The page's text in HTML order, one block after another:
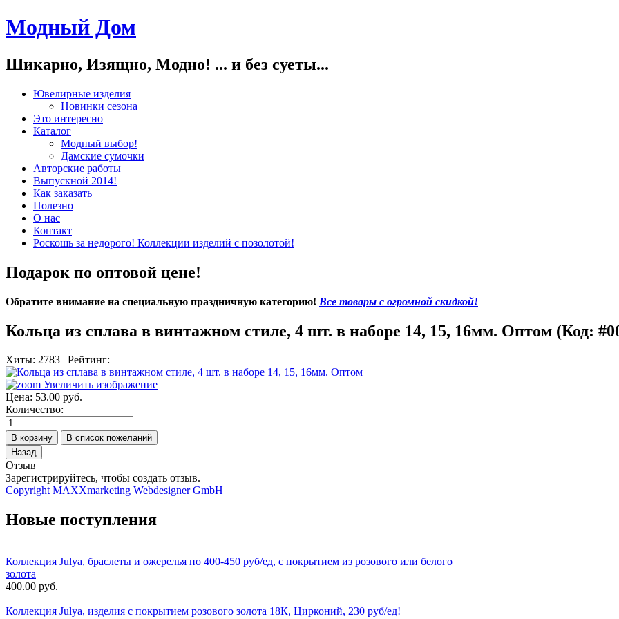
Модный Дом
Шикарно, Изящно, Модно! ... и без суеты...
Ювелирные изделия
Новинки сезона
Это интересно
Каталог
Модный выбор!
Дамские сумочки
Авторские работы
Выпускной 2014!
Как заказать
Полезно
О нас
Контакт
Роскошь за недорого! Коллекции изделий с позолотой!
Подарок по оптовой цене!
Обратите внимание на специальную праздничную категорию! Все товары с огромной скидкой!
Кольца из сплава в винтажном стиле, 4 шт. в наборе 14, 15, 16мм. Оптом (Код:
Хиты: 2783 | Рейтинг:
Увеличить изображение
Цена: 53.00 руб.
Количество:
Отзыв
Зарегистрируйтесь, чтобы создать отзыв.
Copyright MAXXmarketing Webdesigner GmbH
Новые поступления
Коллекция Julya, браслеты и ожерелья по 400-450 руб/ед, с покрытием из розового или белого
золота
400.00 руб.
Коллекция Julya, изделия с покрытием розового золота 18К, Цирконий, 230 руб/ед!